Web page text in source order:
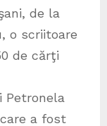
de la
o scriitoare
de cărţi
Petronela
a fost